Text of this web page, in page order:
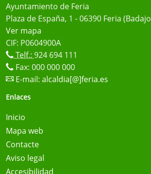
Ayuntamiento de Feria
Plaza de España, 1 - 06390 Feria
Ver mapa
CIF: P0604900A
Telf.: 924 694 111
Fax: 000 000 000
E-mail: alcaldia[@]feria.es
Enlaces
Inicio
Mapa web
Contacte
Aviso legal
Accesibilidad